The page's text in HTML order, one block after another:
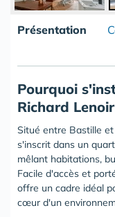
Présentation
Pourquoi
Richard
Situé entre Bastille
s'inscrit dans un
mêlant habitations,
Facile d'accès et
offre un cadre idéal
cœur d'un